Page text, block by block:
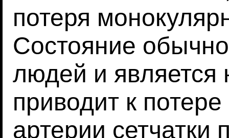
потеря
Состояние
людей и
приводит к
артерии сетчатки